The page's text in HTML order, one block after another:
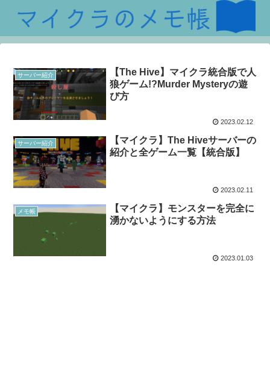
サーバー紹介
【The Hive】マイクラ統合版で人
狼ゲーム!?Murder Mysteryの遊
び方
2023.02.12
サーバー紹介
【マイクラ】The Hiveサーバーの
紹介と全ゲーム一覧【統合版】
2023.02.11
メモ帳
【マイクラ】モンスターを完全に
湧かないようにする方法
2023.01.03